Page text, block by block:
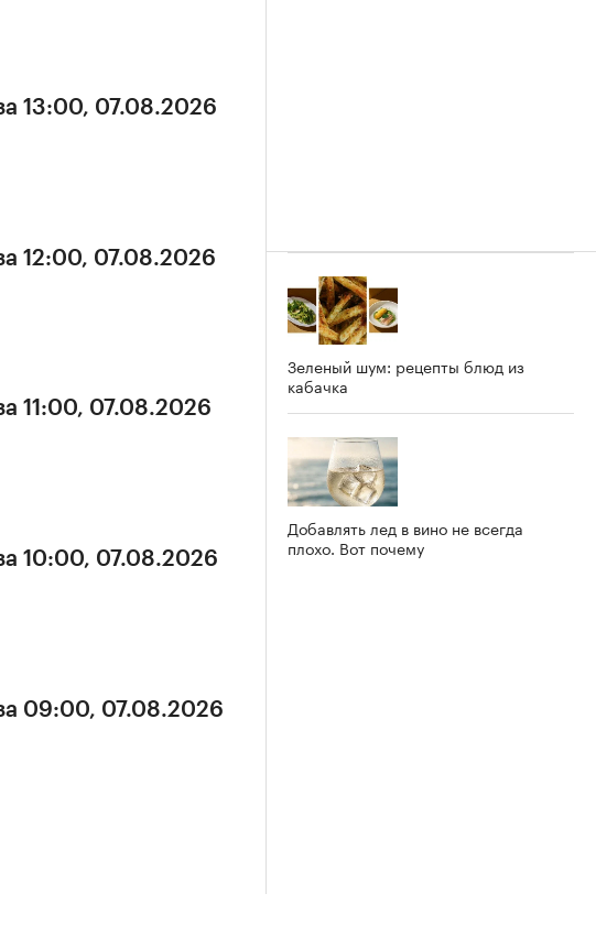
13:00, 07.08.2026
12:00, 07.08.2026
11:00, 07.08.2026
10:00, 07.08.2026
09:00, 07.08.2026
Зеленый шум: рецепты блюд из
кабачка
Добавлять лед в вино не всегда
плохо. Вот почему